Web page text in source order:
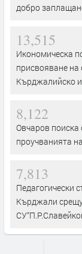
добро
13,515
Икономическа
присвояване
Кърджалийско
8,122
Овчаров
проучванията
7,813
Педагогически
Кърджали